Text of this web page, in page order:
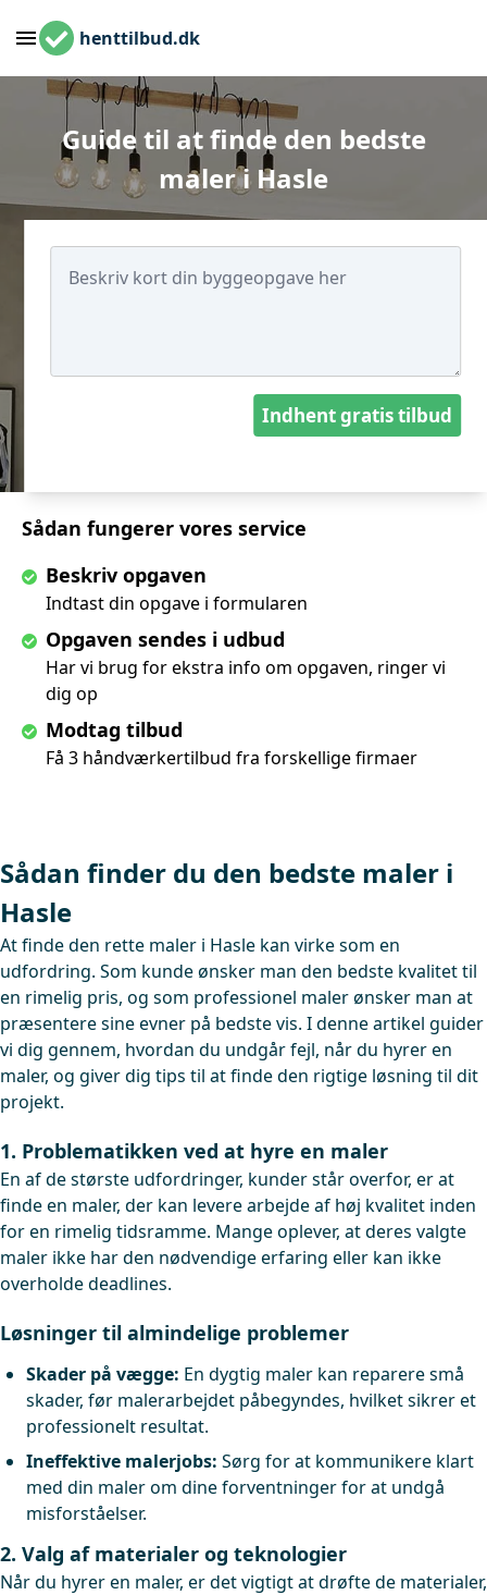
henttilbud.dk
Guide til at finde den bedste
maler i Hasle
Sådan fungerer vores service
Beskriv opgaven
Indtast din opgave i formularen
Opgaven sendes i udbud
Har vi brug for ekstra info om opgaven, ringer vi
dig op
Modtag tilbud
Få 3 håndværkertilbud fra forskellige firmaer
Indhent gratis tilbud
Sådan finder du den bedste maler i
Hasle
At finde den rette maler i Hasle kan virke som en
udfordring. Som kunde ønsker man den bedste kvalitet til
en rimelig pris, og som professionel maler ønsker man at
præsentere sine evner på bedste vis. I denne artikel guider
vi dig gennem, hvordan du undgår fejl, når du hyrer en
maler, og giver dig tips til at finde den rigtige løsning til dit
projekt.
1. Problematikken ved at hyre en maler
En af de største udfordringer, kunder står overfor, er at
finde en maler, der kan levere arbejde af høj kvalitet inden
for en rimelig tidsramme. Mange oplever, at deres valgte
maler ikke har den nødvendige erfaring eller kan ikke
overholde deadlines.
Løsninger til almindelige problemer
Skader på vægge: En dygtig maler kan reparere små
skader, før malerarbejdet påbegyndes, hvilket sikrer et
professionelt resultat.
Ineffektive malerjobs: Sørg for at kommunikere klart
med din maler om dine forventninger for at undgå
misforståelser.
2. Valg af materialer og teknologier
Når du hyrer en maler, er det vigtigt at drøfte de materialer,